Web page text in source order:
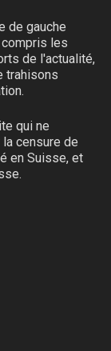
de gauche
les
de l'actualité,
trahisons
qui ne
censure de
en Suisse, et